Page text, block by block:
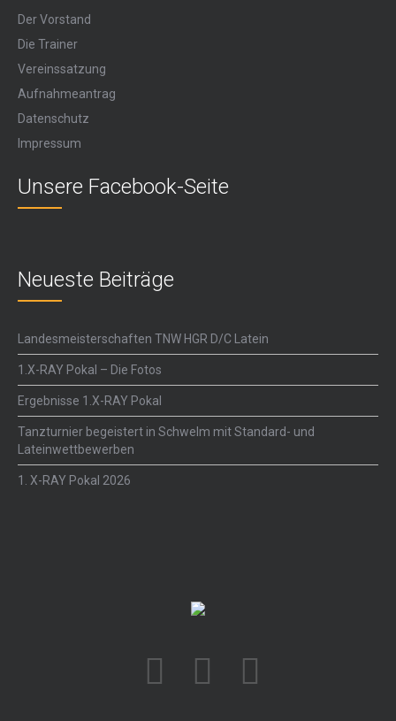
Der Vorstand
Die Trainer
Vereinssatzung
Aufnahmeantrag
Datenschutz
Impressum
Unsere Facebook-Seite
Neueste Beiträge
Landesmeisterschaften TNW HGR D/C Latein
1.X-RAY Pokal – Die Fotos
Ergebnisse 1.X-RAY Pokal
Tanzturnier begeistert in Schwelm mit Standard- und
Lateinwettbewerben
1. X-RAY Pokal 2026